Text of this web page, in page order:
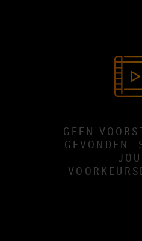
GEEN
GEVONDEN.